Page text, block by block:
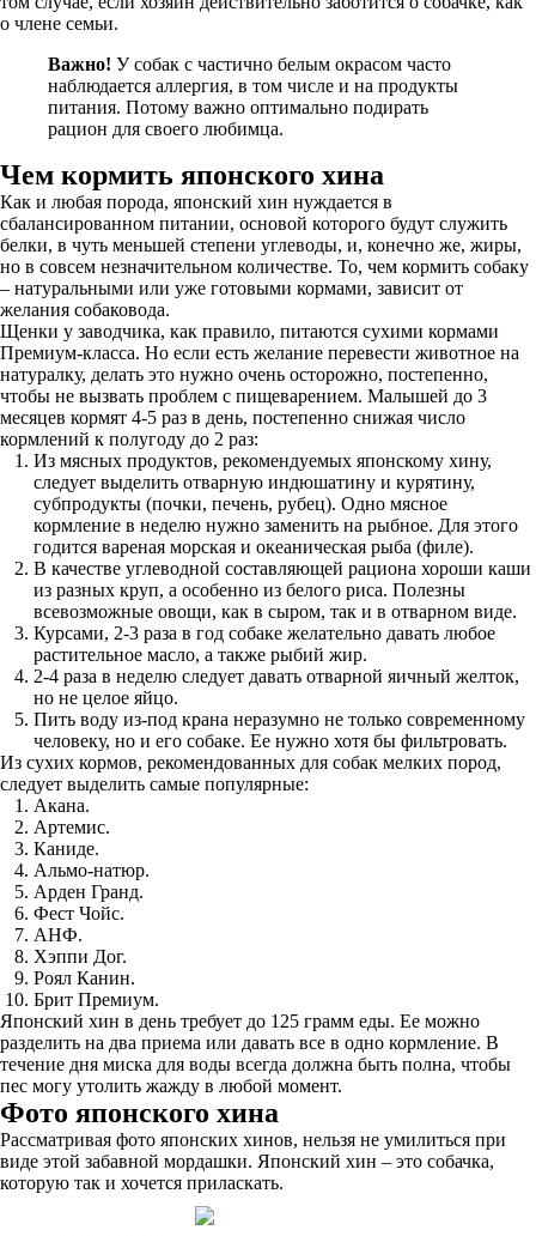
о члене семьи.
Важно! У собак с частично белым окрасом часто
наблюдается аллергия, в том числе и на продукты
питания. Потому важно оптимально подирать
рацион для своего любимца.
Чем кормить японского хина
Как и любая порода, японский хин нуждается в
сбалансированном питании, основой которого будут служить
белки, в чуть меньшей степени углеводы, и, конечно же, жиры,
но в совсем незначительном количестве. То, чем кормить собаку
– натуральными или уже готовыми кормами, зависит от
желания собаковода.
Щенки у заводчика, как правило, питаются сухими кормами
Премиум-класса. Но если есть желание перевести животное на
натуралку, делать это нужно очень осторожно, постепенно,
чтобы не вызвать проблем с пищеварением. Малышей до 3
месяцев кормят 4-5 раз в день, постепенно снижая число
кормлений к полугоду до 2 раз:
Из мясных продуктов, рекомендуемых японскому хину,
следует выделить отварную индюшатину и курятину,
субпродукты (почки, печень, рубец). Одно мясное
кормление в неделю нужно заменить на рыбное. Для этого
годится вареная морская и океаническая рыба (филе).
В качестве углеводной составляющей рациона хороши каши
из разных круп, а особенно из белого риса. Полезны
всевозможные овощи, как в сыром, так и в отварном виде.
Курсами, 2-3 раза в год собаке желательно давать любое
растительное масло, а также рыбий жир.
2-4 раза в неделю следует давать отварной яичный желток,
но не целое яйцо.
Пить воду из-под крана неразумно не только современному
человеку, но и его собаке. Ее нужно хотя бы фильтровать.
Из сухих кормов, рекомендованных для собак мелких пород,
следует выделить самые популярные:
Акана.
Артемис.
Каниде.
Альмо-натюр.
Арден Гранд.
Фест Чойс.
АНФ.
Хэппи Дог.
Роял Канин.
Брит Премиум.
Японский хин в день требует до 125 грамм еды. Ее можно
разделить на два приема или давать все в одно кормление. В
течение дня миска для воды всегда должна быть полна, чтобы
пес могу утолить жажду в любой момент.
Фото японского хина
Рассматривая фото японских хинов, нельзя не умилиться при
виде этой забавной мордашки. Японский хин – это собачка,
которую так и хочется приласкать.